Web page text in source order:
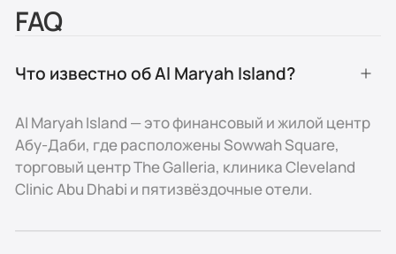
Расположение и
города четырьмя мостами.
- 5 минут до острова Аль-Рим и 15 минут до
острова Саадият.
- 10 минут на автомобиле до Корниш и центра Абу-
FAQ
Что известно об Al Maryah Island?
Al Maryah Island — это финансовый и жилой центр
Абу-Даби, где расположены Sowwah Square,
торговый центр The Galleria, клиника Cleveland
Clinic Abu Dhabi и пятизвёздочные отели.